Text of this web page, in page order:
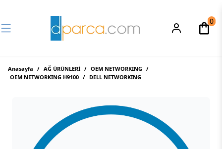
0
Anasayfa / AĞ ÜRÜNLERİ / OEM NETWORKING /
OEM NETWORKING H9100 / DELL NETWORKING